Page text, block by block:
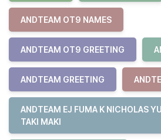
ANDTEAM OT9 NAMES
ANDTEAM OT9 GREETING
ANDTEAM GREETING
ANDTEAM EJ FUMA K NICHOLAS
TAKI MAKI